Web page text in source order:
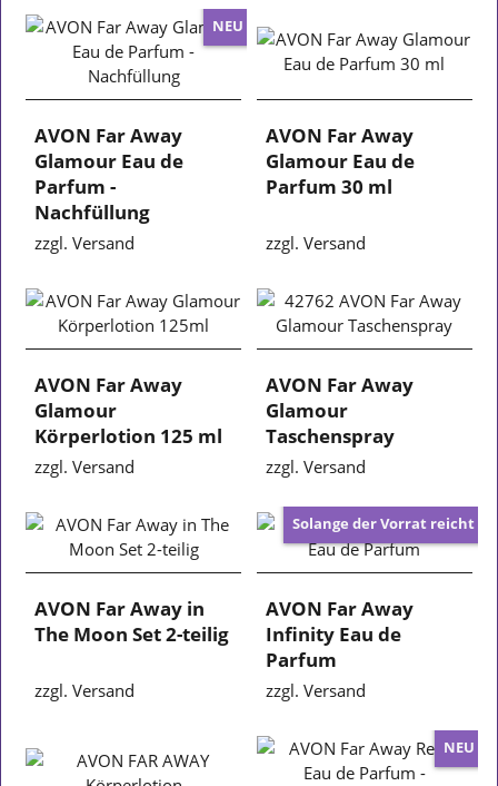
NEU
AVON Far Away
Glamour Eau de
Parfum -
Nachfüllung
zzgl. Versand
AVON Far Away
Glamour Eau de
Parfum 30 ml
zzgl. Versand
AVON Far Away
Glamour
Körperlotion 125 ml
zzgl. Versand
AVON Far Away
Glamour
Taschenspray
zzgl. Versand
AVON Far Away in
The Moon Set 2-teilig
zzgl. Versand
Solange der Vorrat reicht
AVON Far Away
Infinity Eau de
Parfum
zzgl. Versand
NEU